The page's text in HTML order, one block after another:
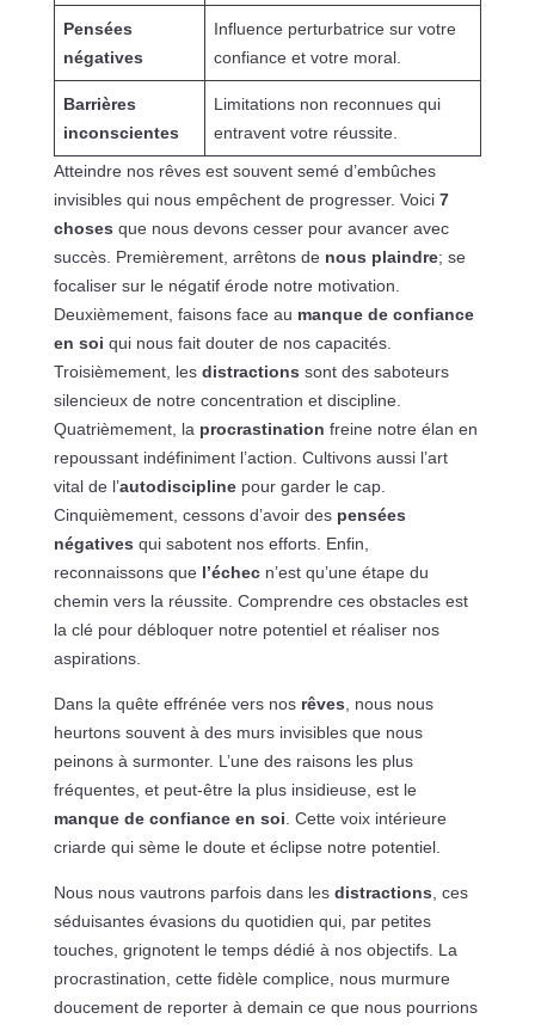
Pensées
négatives
Influence perturbatrice sur votre
confiance et votre moral.
Barrières
inconscientes
Limitations non reconnues qui
entravent votre réussite.
Atteindre nos rêves est souvent semé d’embûches
invisibles qui nous empêchent de progresser. Voici 7
choses que nous devons cesser pour avancer avec
succès. Premièrement, arrêtons de nous plaindre; se
focaliser sur le négatif érode notre motivation.
Deuxièmement, faisons face au manque de confiance
en soi qui nous fait douter de nos capacités.
Troisièmement, les distractions sont des saboteurs
silencieux de notre concentration et discipline.
Quatrièmement, la procrastination freine notre élan en
repoussant indéfiniment l’action. Cultivons aussi l’art
vital de l’autodisciplinepour garder le cap.
Cinquièmement, cessons d’avoir des pensées
négatives qui sabotent nos efforts. Enfin,
reconnaissons que l’échecn’est qu’une étape du
chemin vers la réussite. Comprendre ces obstacles est
la clé pour débloquer notre potentiel et réaliser nos
aspirations.
Dans la quête effrénée vers nos rêves , nous nous
heurtons souvent à des murs invisibles que nous
peinons à surmonter. L’une des raisons les plus
fréquentes, et peut-être la plus insidieuse, est le
manque de confiance en soi . Cette voix intérieure
criarde qui sème le doute et éclipse notre potentiel.
Nous nous vautrons parfois dans les distractions , ces
séduisantes évasions du quotidien qui, par petites
touches, grignotent le temps dédié à nos objectifs. La
procrastination, cette fidèle complice, nous murmure
doucement de reporter à demain ce que nous pourrions